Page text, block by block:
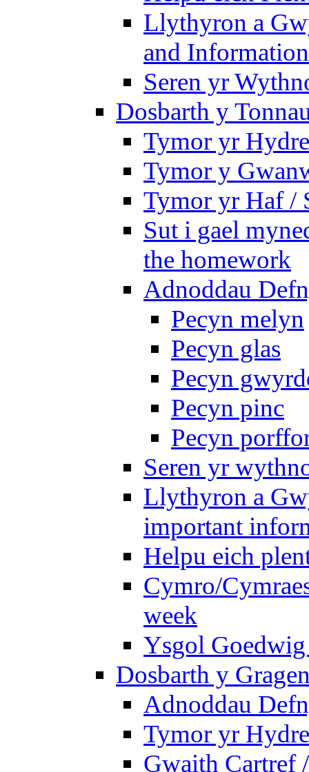
Llythyron a
and Information
Seren yr
Dosbarth y
Tymor yr
Tymor y
Tymor yr Haf /
Sut i gael
the homework
Adnoddau
Pecyn melyn
Pecyn glas
Pecyn
Pecyn pinc
Pecyn
Seren yr
Llythyron a
important
Helpu eich
Cymro/
week
Ysgol
Dosbarth y
Adnoddau
Tymor yr
Gwaith Cartref